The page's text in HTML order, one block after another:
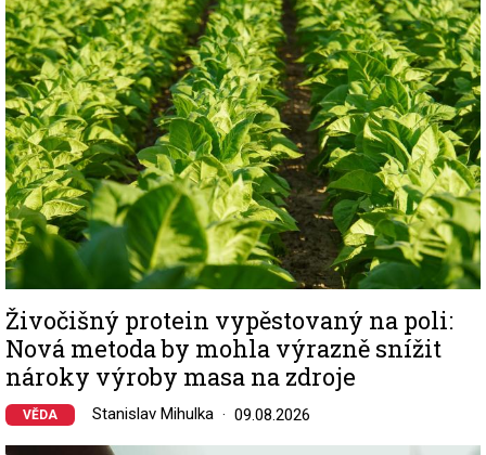
Živočišný protein vypěstovaný na poli:
Nová metoda by mohla výrazně snížit
nároky výroby masa na zdroje
VĚDA Stanislav Mihulka 09.08.2026